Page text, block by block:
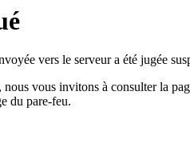
vers le serveur a été jugée
vous invitons à consulter la
du pare-feu.